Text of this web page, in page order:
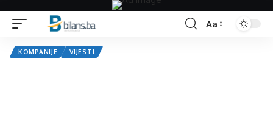
Font
Aa
KOMPANIJE VIJESTI